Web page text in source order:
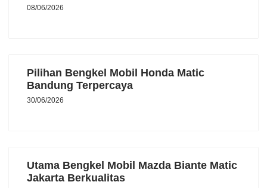
08/06/2026
Pilihan Bengkel Mobil Honda Matic
Bandung Terpercaya
30/06/2026
Utama Bengkel Mobil Mazda Biante Matic
Jakarta Berkualitas